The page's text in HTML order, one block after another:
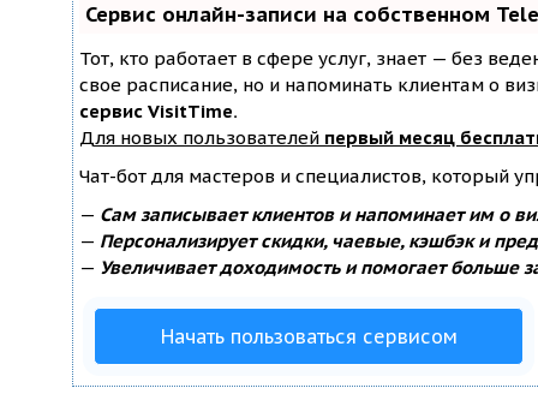
Сервис онлайн-записи на собственном
Тот, кто работает в сфере услуг, знает — без
свое расписание, но и напоминать клиентам о
сервис VisitTime.
Для новых пользователей первый месяц
Чат-бот для мастеров и специалистов, который
— Сам записывает клиентов и напоминает им о
— Персонализирует скидки, чаевые, кэшбэк и
— Увеличивает доходимость и помогает больше
Начать пользоваться сервисом